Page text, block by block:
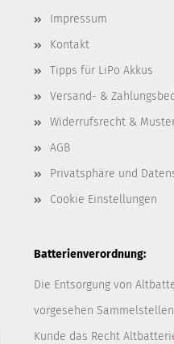
Impressum
Kontakt
Tipps für LiPo Akkus
Versand- &
Widerrufsrecht &
AGB
Privatsphäre und
Cookie Einstellungen
Batterienverordnung:
Die Entsorgung von
vorgesehen
Kunde das Recht